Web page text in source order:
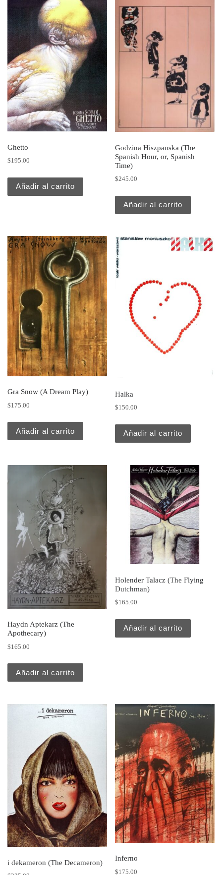
Ghetto
$195.00
Añadir al carrito
Godzina Hiszpanska (The
Spanish Hour, or, Spanish
Time)
$245.00
Añadir al carrito
Gra Snow (A Dream Play)
$175.00
Añadir al carrito
Halka
$150.00
Añadir al carrito
Haydn Aptekarz (The
Apothecary)
$165.00
Añadir al carrito
Holender Talacz (The Flying
Dutchman)
$165.00
Añadir al carrito
i dekameron (The Decameron)
Inferno
$175.00